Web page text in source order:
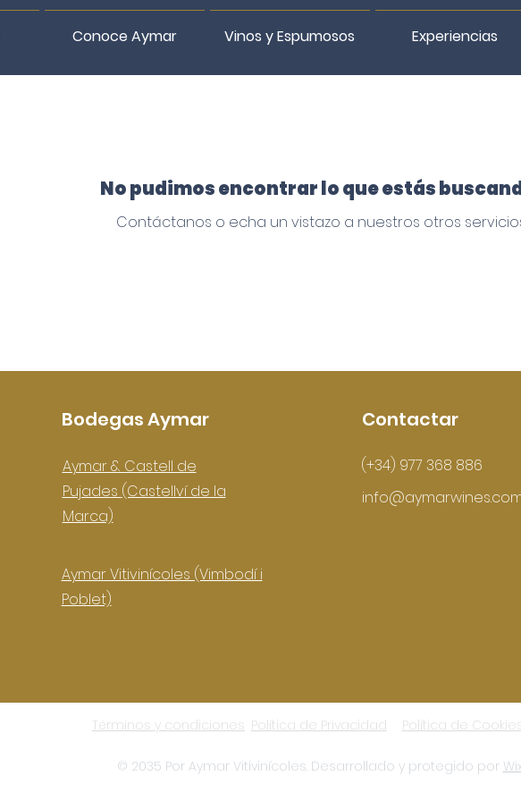
Conoce Aymar Vinos y Espumosos Experiencias
No pudimos encontrar lo que estás
Contáctanos o echa un vistazo a nuestros otros
Bodegas Aymar
Aymar & Castell de
Pujades (Castellví de la
Marca)
Aymar Vitivinícoles (Vimbodí i
Poblet)
Contactar
(+34) 977 368 886
Términos y condiciones Política de Privacidad Política de
© 2035 Por Aymar Vitivinícoles. Desarrollado y protegido por